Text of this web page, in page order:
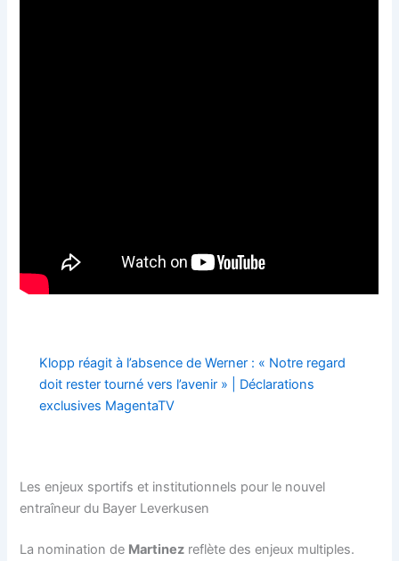
Klopp réagit à l’absence de Werner : « Notre regard
doit rester tourné vers l’avenir » | Déclarations
exclusives MagentaTV
Les enjeux sportifs et institutionnels pour le nouvel
entraîneur du Bayer Leverkusen
La nomination de Martinez reflète des enjeux multiples.